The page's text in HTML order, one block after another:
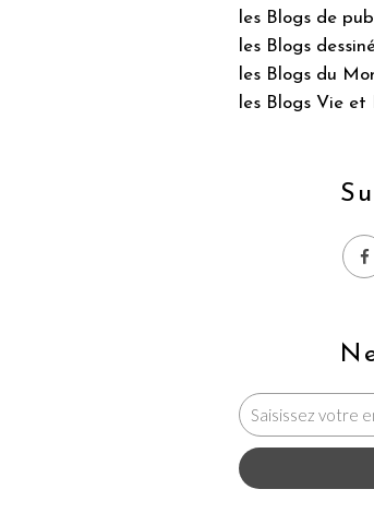
les Blogs de
les Blogs
les Blogs du
les Blogs Vie et